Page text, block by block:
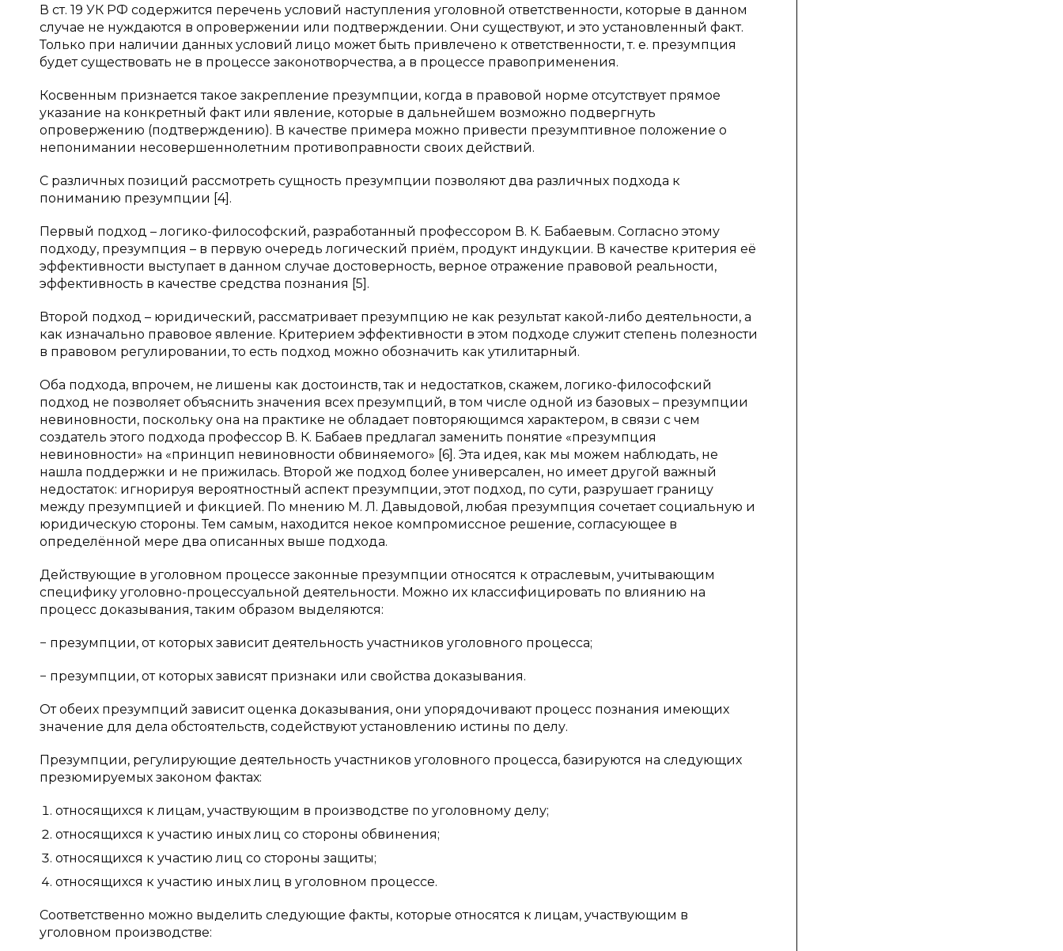
В ст. 19 УК РФ содержится перечень условий наступления уголовной ответственности, которые в данном
случае не нуждаются в опровержении или подтверждении. Они существуют, и это установленный факт.
Только при наличии данных условий лицо может быть привлечено к ответственности, т. е. презумпция
будет существовать не в процессе законотворчества, а в процессе правоприменения.
Косвенным признается такое закрепление презумпции, когда в правовой норме отсутствует прямое
указание на конкретный факт или явление, которые в дальнейшем возможно подвергнуть
опровержению (подтверждению). В качестве примера можно привести презумптивное положение о
непонимании несовершеннолетним противоправности своих действий.
С различных позиций рассмотреть сущность презумпции позволяют два различных подхода к
пониманию презумпции [4].
Первый подход – логико-философский, разработанный профессором В. К. Бабаевым. Согласно этому
подходу, презумпция – в первую очередь логический приём, продукт индукции. В качестве критерия её
эффективности выступает в данном случае достоверность, верное отражение правовой реальности,
эффективность в качестве средства познания [5].
Второй подход – юридический, рассматривает презумпцию не как результат какой-либо деятельности, а
как изначально правовое явление. Критерием эффективности в этом подходе служит степень полезности
в правовом регулировании, то есть подход можно обозначить как утилитарный.
Оба подхода, впрочем, не лишены как достоинств, так и недостатков, скажем, логико-философский
подход не позволяет объяснить значения всех презумпций, в том числе одной из базовых – презумпции
невиновности, поскольку она на практике не обладает повторяющимся характером, в связи с чем
создатель этого подхода профессор В. К. Бабаев предлагал заменить понятие «презумпция
невиновности» на «принцип невиновности обвиняемого» [6]. Эта идея, как мы можем наблюдать, не
нашла поддержки и не прижилась. Второй же подход более универсален, но имеет другой важный
недостаток: игнорируя вероятностный аспект презумпции, этот подход, по сути, разрушает границу
между презумпцией и фикцией. По мнению М. Л. Давыдовой, любая презумпция сочетает социальную и
юридическую стороны. Тем самым, находится некое компромиссное решение, согласующее в
определённой мере два описанных выше подхода.
Действующие в уголовном процессе законные презумпции относятся к отраслевым, учитывающим
специфику уголовно-процессуальной деятельности. Можно их классифицировать по влиянию на
процесс доказывания, таким образом выделяются:
− презумпции, от которых зависит деятельность участников уголовного процесса;
− презумпции, от которых зависят признаки или свойства доказывания.
От обеих презумпций зависит оценка доказывания, они упорядочивают процесс познания имеющих
значение для дела обстоятельств, содействуют установлению истины по делу.
Презумпции, регулирующие деятельность участников уголовного процесса, базируются на следующих
презюмируемых законом фактах:
относящихся к лицам, участвующим в производстве по уголовному делу;
относящихся к участию иных лиц со стороны обвинения;
относящихся к участию лиц со стороны защиты;
относящихся к участию иных лиц в уголовном процессе.
Соответственно можно выделить следующие факты, которые относятся к лицам, участвующим в
уголовном производстве: